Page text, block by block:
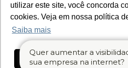
utilizar este site, você concorda
cookies. Veja em nossa política
Saiba mais
Ok, entendi!
Quer aumentar a
sua empresa na internet?